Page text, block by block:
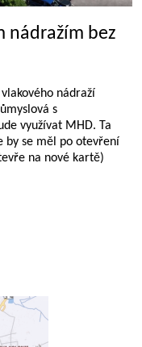
nádražím bez
nádraží
s
využívat MHD. Ta
by se měl po otevření
na nové kartě)